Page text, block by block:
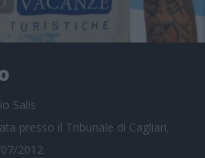
Salis
presso il Tribunale di Cagliari,
2012